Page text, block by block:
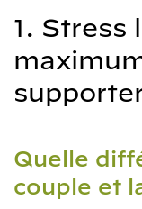
1. Stress
Quelle
couple et